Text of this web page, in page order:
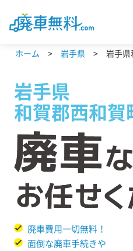
ホーム 岩手県 岩手
岩手県
和賀郡西和賀
廃車費用一切無料！
面倒な廃車手続きや